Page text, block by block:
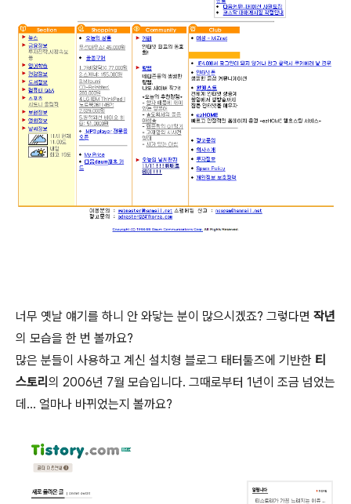
너무 옛날 얘기를 하니 안 와닿는 분이 많으시겠죠? 그렇다면 작년
의 모습을 한 번 볼까요?
많은 분들이 사용하고 계신 설치형 블로그 태터툴즈에 기반한 티
스토리 의 2006년 7월 모습입니다. 그때로부터 1년이 조금 넘었는
데... 얼마나 바뀌었는지 볼까요?